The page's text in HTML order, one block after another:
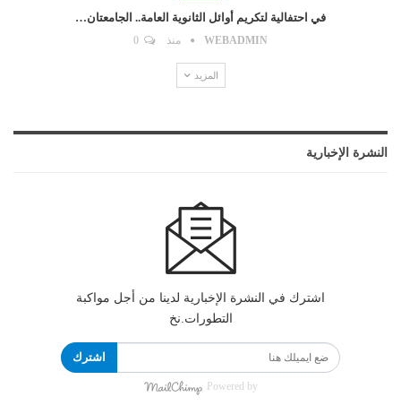
في احتفالية لتكريم أوائل الثانوية العامة.. الجامعتان…
WEBADMIN منذ
المزيد
النشرة الإخبارية
اشترك في النشرة الإخبارية لدينا من أجل مواكبة
التطورات.نخ
اشترك
Powered by